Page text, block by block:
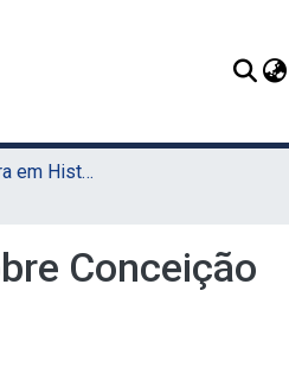
TCC - Licenciatura em História (Sede)
Conceição